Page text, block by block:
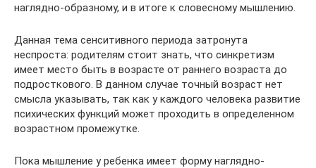
наглядно-образному, и в итоге к словесному мышлению.
Данная тема сенситивного периода затронута
неспроста: родителям стоит знать, что синкретизм
имеет место быть в возрасте от раннего возраста до
подросткового. В данном случае точный возраст нет
смысла указывать, так как у каждого человека развитие
психических функций может проходить в определенном
возрастном промежутке.
Пока мышление у ребенка имеет форму наглядно-